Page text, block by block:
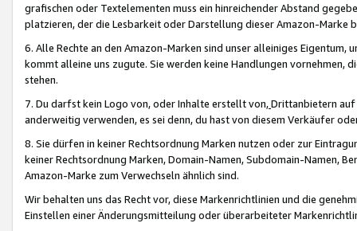
grafischen oder Textelementen muss ein hinreichender Abstand
platzieren, der die Lesbarkeit oder Darstellung dieser Amazon-Marke
6. Alle Rechte an den Amazon-Marken sind unser alleiniges
kommt alleine uns zugute. Sie werden keine Handlungen vornehmen,
stehen.
7. Du darfst kein Logo von, oder Inhalte erstellt von,Drittanbietern auf
anderweitig verwenden, es sei denn, du hast von diesem Verkäufer
8. Sie dürfen in keiner Rechtsordnung Marken nutzen oder zur
keiner Rechtsordnung Marken, Domain-Namen, Subdomain-Namen,
Amazon-Marke zum Verwechseln ähnlich sind.
Wir behalten uns das Recht vor, diese Markenrichtlinien und die
Einstellen einer Änderungsmitteilung oder überarbeiteter